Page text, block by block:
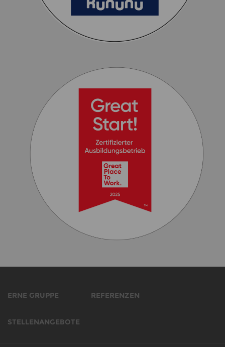
ERNE GRUPPE REFERENZEN
STELLENANGEBOTE